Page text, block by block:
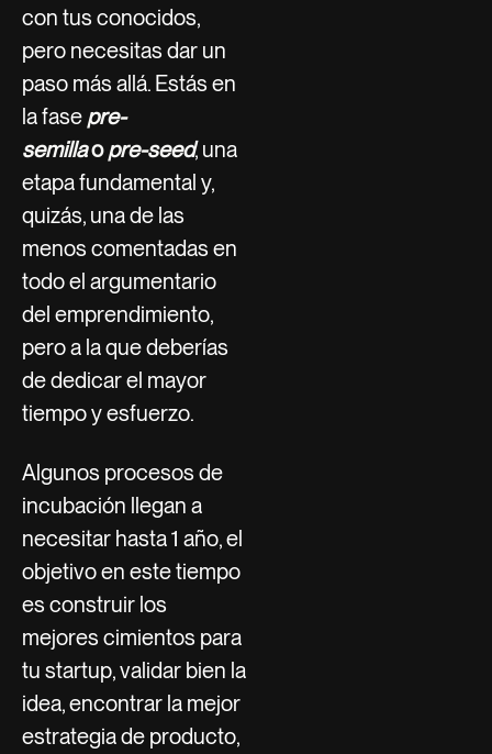
con tus conocidos,
pero necesitas dar un
paso más allá. Estás en
la fase pre-
semillaopre-seed, una
etapa fundamental y,
quizás, una de las
menos comentadas en
todo el argumentario
del emprendimiento,
pero a la que deberías
de dedicar el mayor
tiempo y esfuerzo.
Algunos procesos de
incubación llegan a
necesitar hasta 1 año, el
objetivo en este tiempo
es construir los
mejores cimientos para
tu startup, validar bien la
idea, encontrar la mejor
estrategia de producto,